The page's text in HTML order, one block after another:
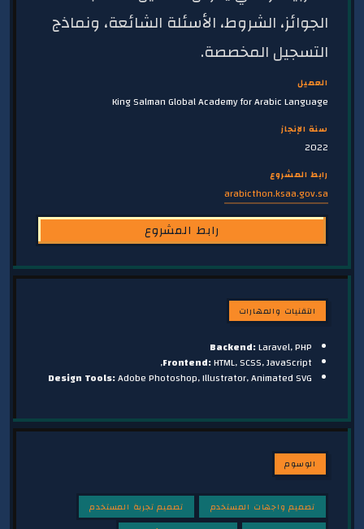
الجوائز، الشروط، الأسئلة الشائعة، ونماذج
التسجيل المخصصة.
العميل
King Salman Global Academy for Arabic Language
سنة الإنجاز
2022
رابط المشروع
arabicthon.ksaa.gov.sa
رابط المشروع
التقنيات والمهارات
Backend:Laravel, PHP
Frontend:HTML, SCSS, JavaScript,
Design Tools:Adobe Photoshop, Illustrator, Animated SVG
الوسوم
تصميم واجهات المستخدم
تصميم تجربة المستخدم